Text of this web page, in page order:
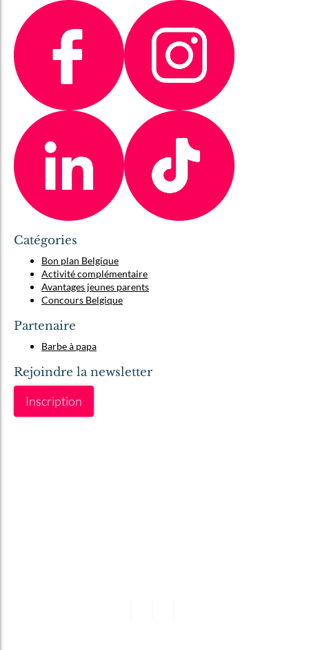
Catégories
Bon plan Belgique
Activité complémentaire
Avantages jeunes parents
Concours Belgique
Partenaire
Barbe à papa
Rejoindre la newsletter
Inscription